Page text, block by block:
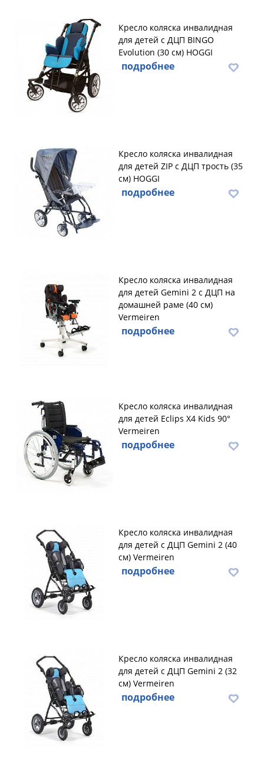
Кресло коляска инвалидная
для детей с ДЦП BINGO
Evolution (30 см) HOGGI
подробнее
Кресло коляска инвалидная
для детей ZIP с ДЦП трость (35
см) HOGGI
подробнее
Кресло коляска инвалидная
для детей Gemini 2 с ДЦП на
домашней раме (40 см)
Vermeiren
подробнее
Кресло коляска инвалидная
для детей Eclips X4 Kids 90°
Vermeiren
подробнее
Кресло коляска инвалидная
для детей с ДЦП Gemini 2 (40
см) Vermeiren
подробнее
Кресло коляска инвалидная
для детей с ДЦП Gemini 2 (32
см) Vermeiren
подробнее